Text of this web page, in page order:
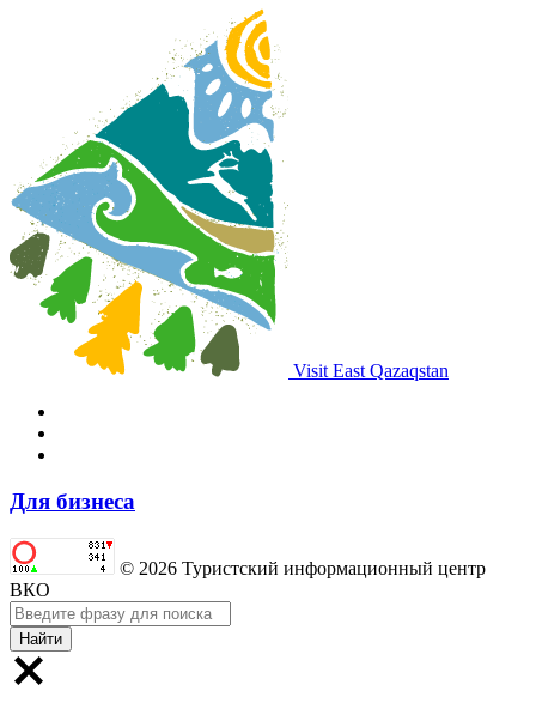
Visit East Qazaqstan
Для бизнеса
© 2026 Туристский информационный центр
ВКО
Найти